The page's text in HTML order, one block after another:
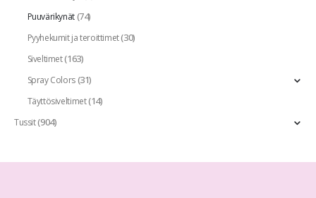
Puuvärikynät(74)
Pyyhekumit ja teroittimet(30)
Siveltimet(163)
Spray Colors(31)
Täyttösiveltimet(14)
Tussit(904)